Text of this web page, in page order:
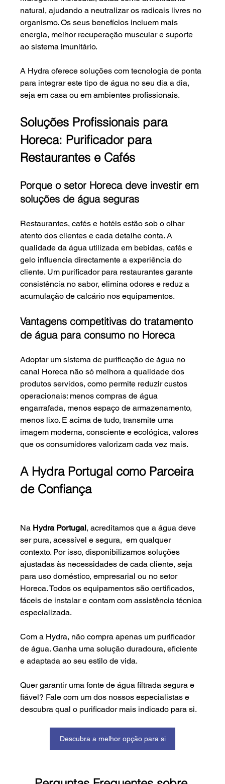
natural, ajudando a neutralizar os radicais livres no
organismo. Os seus benefícios incluem mais
energia, melhor recuperação muscular e suporte
ao sistema imunitário.
A Hydra oferece soluções com tecnologia de ponta
para integrar este tipo de água no seu dia a dia,
seja em casa ou em ambientes profissionais.
Soluções Profissionais para
Horeca: Purificador para
Restaurantes e Cafés
Porque o setor Horeca deve investir em
soluções de água seguras
Restaurantes, cafés e hotéis estão sob o olhar
atento dos clientes e cada detalhe conta. A
qualidade da água utilizada em bebidas, cafés e
gelo influencia directamente a experiência do
cliente. Um purificador para restaurantes garante
consistência no sabor, elimina odores e reduz a
acumulação de calcário nos equipamentos.
Vantagens competitivas do tratamento
de água para consumo no Horeca
Adoptar um sistema de purificação de água no
canal Horeca não só melhora a qualidade dos
produtos servidos, como permite reduzir custos
operacionais: menos compras de água
engarrafada, menos espaço de armazenamento,
menos lixo. E acima de tudo, transmite uma
imagem moderna, consciente e ecológica, valores
que os consumidores valorizam cada vez mais.
A Hydra Portugal como Parceira
de Confiança
Na Hydra Portugal, acreditamos que a água deve
ser pura, acessível e segura,  em qualquer
contexto. Por isso, disponibilizamos soluções
ajustadas às necessidades de cada cliente, seja
para uso doméstico, empresarial ou no setor
Horeca. Todos os equipamentos são certificados,
fáceis de instalar e contam com assistência técnica
especializada.
Com a Hydra, não compra apenas um purificador
de água. Ganha uma solução duradoura, eficiente
e adaptada ao seu estilo de vida.
Quer garantir uma fonte de água filtrada segura e
fiável? Fale com um dos nossos especialistas e
descubra qual o purificador mais indicado para si.
Descubra a melhor opção para si